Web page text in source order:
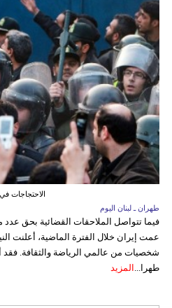
الاحتجاجات
طهران ـ لبنان اليوم
فيما تتواصل الملاحقات القضائية بحق عدد
عمت إيران خلال الفترة الماضية، أعلنت
شخصيات من عالمي الرياضة والثقافة.
طهرا... المزيد